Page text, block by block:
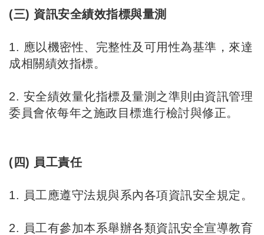
(三) 資訊安全績效指標與量測
1. 應以機密性、完整性及可用性為基準，來達
成相關績效指標。
2. 安全績效量化指標及量測之準則由資訊管理
委員會依每年之施政目標進行檢討與修正。
(四) 員工責任
1. 員工應遵守法規與系內各項資訊安全規定。
2. 員工有參加本系舉辦各類資訊安全宣導教育